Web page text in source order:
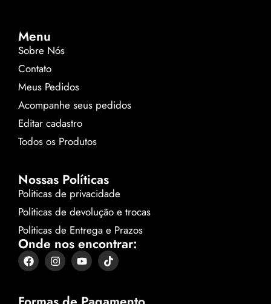
Menu
Sobre Nós
Contato
Meus Pedidos
Acompanhe seus pedidos
Editar cadastro
Todos os Produtos
Nossas Políticas
Politicas de privacidade
Politicas de devolução e trocas
Politicas de Entrega e Prazos
Onde nos encontrar: